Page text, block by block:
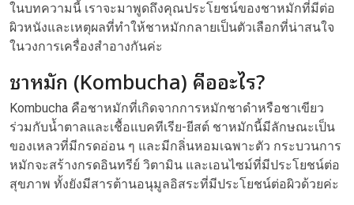
ในบทความนี้ เราจะมาพูดถึงคุณประโยชน์ของชาหมักที่มีต่อ
ผิวหนังและเหตุผลที่ทำให้ชาหมักกลายเป็นตัวเลือกที่น่าสนใจ
ในวงการเครื่องสำอางกันค่ะ
ชาหมัก (Kombucha) คืออะไร?
Kombucha คือชาหมักที่เกิดจากการหมักชาดำหรือชาเขียว
ร่วมกับน้ำตาลและเชื้อแบคทีเรีย-ยีสต์ ชาหมักนี้มีลักษณะเป็น
ของเหลวที่มีกรดอ่อน ๆ และมีกลิ่นหอมเฉพาะตัว กระบวนการ
หมักจะสร้างกรดอินทรีย์ วิตามิน และเอนไซม์ที่มีประโยชน์ต่อ
สุขภาพ ทั้งยังมีสารต้านอนุมูลอิสระที่มีประโยชน์ต่อผิวด้วยค่ะ